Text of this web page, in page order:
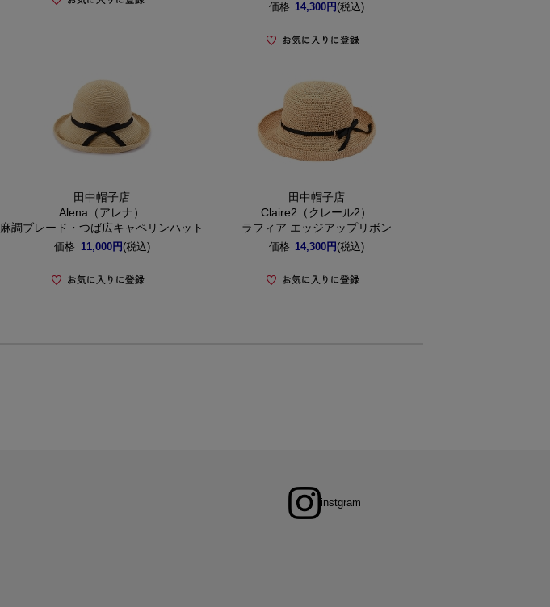
価格 14,300円 (税込)
田中帽子店
Alena（アレナ）
麻調ブレード・つば広キャペリンハット
価格 11,000円 (税込)
田中帽子店
Claire2（クレール2）
ラフィア エッジアップリボン
価格 14,300円 (税込)
instgram